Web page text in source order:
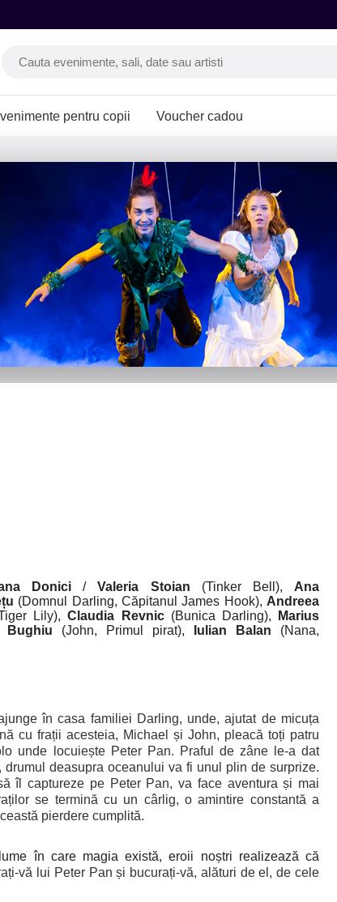
pentru copii Voucher cadou
Donici/Valeria Stoian (Tinker Bell), Ana
țu (Domnul Darling, Căpitanul James Hook), Andreea
Lily),Claudia Revnic(Bunica Darling),
Marius
Bughiu (John, Primul pirat), Iulian Balan (Nana,
în casa familiei Darling, unde, ajutat de micuța
cu frații acesteia, Michael și John, pleacă toți patru
unde locuiește Peter Pan. Praful de zâne le-a dat
deasupra oceanului va fi unul plin de surprize.
îl captureze pe Peter Pan, va face aventura și mai
se termină cu un cârlig, o amintire constantă a
pierdere cumplită.
în care magia există, eroii noștri realizează că
vă lui Peter Pan și bucurați-vă, alături de el, de cele